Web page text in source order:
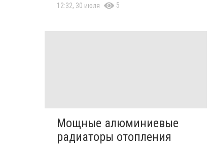
12:32, 30 июля 5
Мощные алюминиевые
радиаторы отопления